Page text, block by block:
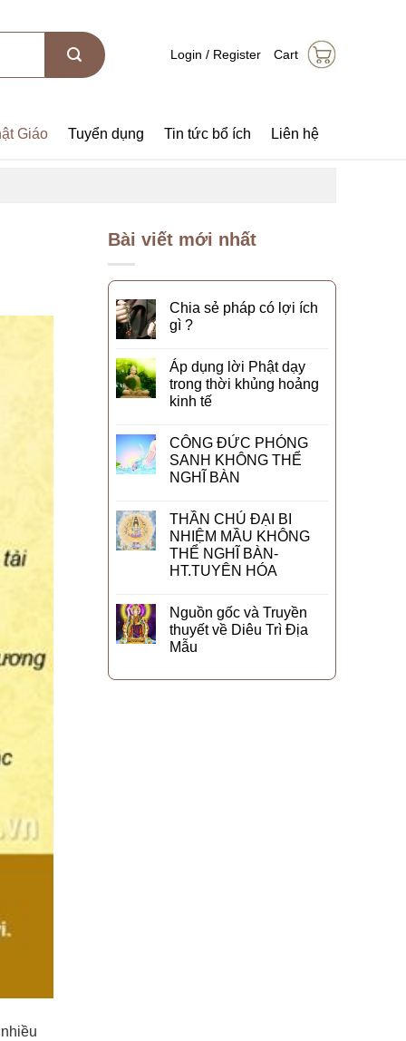
Login / Register Cart
Giáo Tuyển dụng Tin tức bổ ích Liên hệ
Bài viết mới nhất
Chia sẻ pháp có lợi ích
gì ?
Áp dụng lời Phật dạy
trong thời khủng hoảng
kinh tế
CÔNG ĐỨC PHÓNG
SANH KHÔNG THỂ
NGHĨ BÀN
THẦN CHÚ ĐẠI BI
NHIỆM MẦU KHÔNG
THỂ NGHĨ BÀN-
HT.TUYÊN HÓA
Nguồn gốc và Truyền
thuyết về Diêu Trì Địa
Mẫu